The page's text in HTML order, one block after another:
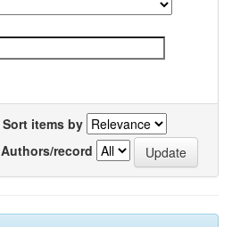
Sort items by
Authors/record